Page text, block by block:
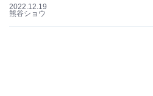
2022.12.19
熊谷ショウ